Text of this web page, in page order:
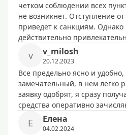
четком соблюдении всех
не возникнет. Отступление
приведет к санкциям.
действительно
v v_milosh
20.12.2023
Все предельно ясно и удобно,
замечательный, в нем легко
заявку одобрят, я сразу
средства оперативно
E Eлeнa
04.02.2024